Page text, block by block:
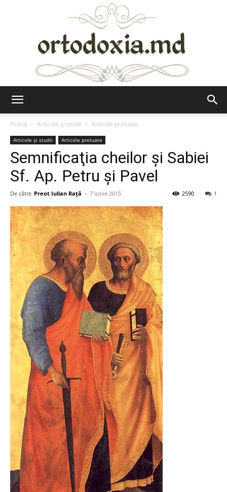
Acasă
Articole şi studii Articole preluate
Articole şi studii Articole preluate
Semnificaţia cheilor şi Sabiei
Sf. Ap. Petru şi Pavel
De către Preot Iulian Raţă - 7 iunie 2015 1
2590